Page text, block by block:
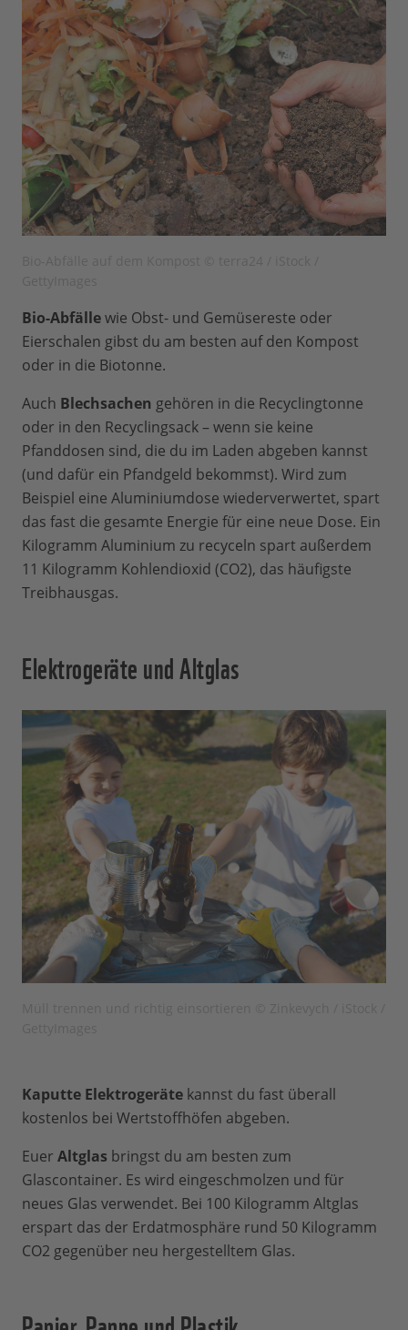
Bio-Abfällewie Obst- und Gemüsereste oder
Eierschalen gibst du am besten auf den Kompost
oder in die Biotonne.
Auch Blechsachen gehören in die Recyclingtonne
oder in den Recyclingsack – wenn sie keine
Pfanddosen sind, die du im Laden abgeben kannst
(und dafür ein Pfandgeld bekommst). Wird zum
Beispiel eine Aluminiumdose wiederverwertet, spart
das fast die gesamte Energie für eine neue Dose. Ein
Kilogramm Aluminium zu recyceln spart außerdem
11 Kilogramm Kohlendioxid (CO2), das häufigste
Treibhausgas.
Elektrogeräte und Altglas
Kaputte Elektrogeräte kannst du fast überall
kostenlos bei Wertstoffhöfen abgeben.
Euer Altglas bringst du am besten zum
Glascontainer. Es wird eingeschmolzen und für
neues Glas verwendet. Bei 100 Kilogramm Altglas
erspart das der Erdatmosphäre rund 50 Kilogramm
CO2 gegenüber neu hergestelltem Glas.